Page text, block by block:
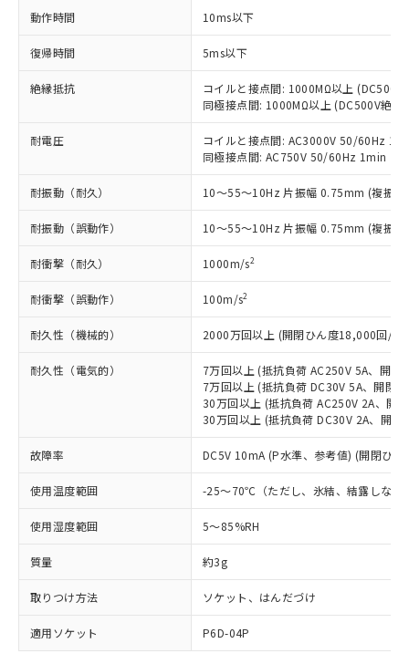
動作時間 10ms以下
復帰時間 5ms以下
絶縁抵抗
コイルと接点間: 1000MΩ以上 (DC500V
同極接点間: 1000MΩ以上 (DC500V絶縁
耐電圧
コイルと接点間: AC3000V 50/60Hz
同極接点間: AC750V 50/60Hz 1min
耐振動（耐久） 10～55～10Hz 片振幅 0.75mm (複振
耐振動（誤動作） 10～55～10Hz 片振幅 0.75mm (複振
耐衝撃（耐久） 1000m/s2
耐衝撃（誤動作） 100m/s2
耐久性（機械的） 2000万回以上 (開閉ひん度18,000回/h)
耐久性（電気的）
7万回以上 (抵抗負荷 AC250V 5A、開
7万回以上 (抵抗負荷 DC30V 5A、開閉
30万回以上 (抵抗負荷 AC250V 2A、開
30万回以上 (抵抗負荷 DC30V 2A、開
故障率 DC5V 10mA (P水準、参考値) (開閉ひ
使用温度範囲 -25～70℃（ただし、氷結、結露しない
使用湿度範囲 5～85%RH
質量 約3g
取りつけ方法 ソケット、はんだづけ
適用ソケット P6D-04P
以下の条件をお読みいただき、同意のうえ
ご利用ください。
本サービスは、当社制御機器事業取扱
(税抜)を提供させていただくもので
当社制御機器事業取扱商品の中には、
本サービスの対象外となる商品もある
ことをご了承ください。
在庫状況および標準価格照会結果は、
記載している更新日時点での社内デー
タに基づき作成されるものであり、閲
覧された時点での実際の在庫および標
準価格とは異なる場合があることをご
了承ください。
正式な納期状況および標準価格はお客
様のお取引先、またはお客様担当のオ
ムロン制御機器販売店・当社販売員に
ご相談ください。
オムロン制御機器販売店や当社販売拠
販売ネットワーク
」をご確認
事前の承諾なく第三者に漏洩または開
示しないようお願いします。
ビス）をご利用いただくには、I-Web
メンバーズにご登録されている必要が
お客様が当ウェブサイト上で当社にご
登録された部品リストについて、当社
および当社の共同利用者が、当社の製
商品です。
対応予定なし：EU RoHS指令（10物質）の
非含有に非対応の商品で、対応品を出す予
調査・確認中：EU RoHS指令（10物質）の
非含有の対応状況を調査中または確認中の
非該当品：ライセンス料など無形物で、有
害物質有無と関係のない商品です。
仕入先様の事情により、非含有部品として
いたものが、含有品と判明した場合などや
むを得ず変更することがあります。
*EU RoHS指令（10物質）：
鉛(Pb) 1000ppm以下、 水銀(Hg) 1000ppm以下、 カド
六価クロム(Cr(Ⅵ)) 1000ppm以下、ポリ臭化ビフェニル
類(PBB) 1000ppm以下、ポリ臭化ジフェニルエーテル類
(PBDE) 1000ppm以下、フタル酸ビス(2-エチルヘキシ
ル) (DEHP)(別名：DOP) 1000ppm以下、フタル酸ブチ
ルベンジル（BBP） 1000ppm以下、フタル酸ジブチル
（DBP） 1000ppm以下、フタル酸ジイソブチル
但し、RoHS指令で産業用監視および制御機器に対する
フタル酸エステル類の４物質については閾値を超える意
図的な使用がないことを確認しています。
※2 対応予定月
部品在庫の切り替え状況などにより、予定
月が前後することがあります。
※3 非含有証明書ダウンロード
※1 中国RoHS○×表
「○」：最大均質材料含有率が中国RoHSの
基準値以下であることを示します。
基準値を超えていることを示します。
「－」：未確認です。当社販売部門へお問
い合わせください。
*中国RoHS10物質の基準値 (GB/T26572)：
Pb(鉛) :1000ppm、 Hg(水銀) : 1000ppm、 Cd(カドミウ
ム) : 100ppm、
Cr(Ⅵ)(六価クロム) : 1000ppm、 PBBs(ポリ臭化ビフェ
ニル類) : 1000ppm、 PBDEs(ポリ臭化ジフェニルエーテ
イソブチル) : 1000ppm、 BBP(フタル酸ブチルベンジ
DEHP(フタル酸ビス(2-エチルヘキシル)) : 1000ppm
※2 環境保護使用期限
「ｅ」：有害物質（10物質）のすべてが基
準値以下であることを示します。
「10」：通常の使用状況下において有害物
質が外部に漏えいし、環境に深刻な影響を
及ぼさない年数を意味します。
い合わせください。
当社は、これら貴社製品のうち、外国
為替および外国貿易法に定める商品
（以下｢規制貨物等」という）を輸出
または国外への提供する場合は、日本
国政府の輸出許可(または役務取引許
可)を取得するなどの必要な手続きを
当社は規制貨物を破棄する場合は、完
全に破砕するなど、違法に輸出されな
いよう必要な手段を講じます。
当社は貴社製品を、核兵器、ミサイ
ル、化学兵器、生物兵器またはその他
武器並びにこれらの製造装置等に一切
使用いたしません。
当社は、貴社製品を第三者に販売する
場合は、上記1、2および3の内容を当
該第三者に通知します。また当社は、
販売先および販売に係わる関係者が違
り引きをいたしません。
記
号
○ 一定数以上の在庫あり
△ 一定数には満たないが在庫あり
在庫なし(最新の在庫状況につ
いては、お客様のお取引先、ま
たはお客様担当のオムロン制御
機器販売店・当社販売員にご確
認ください)
受注生産機種、また在庫状況の
情報を公開していない機種